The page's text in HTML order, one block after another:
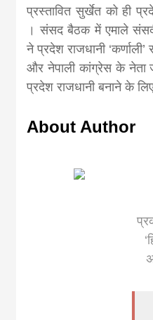
प्रस्तावित सुर्खेत को ही
। संसद बैठक में एमाले
ने प्रदेश राजधानी
और नेपाली कांग्रेस के नेता
प्रदेश राजधानी बनाने के
About Author